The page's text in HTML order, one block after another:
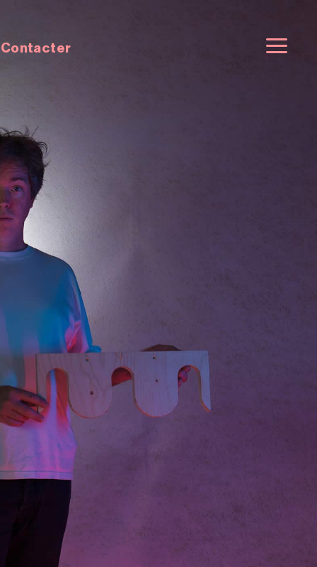
Contacter